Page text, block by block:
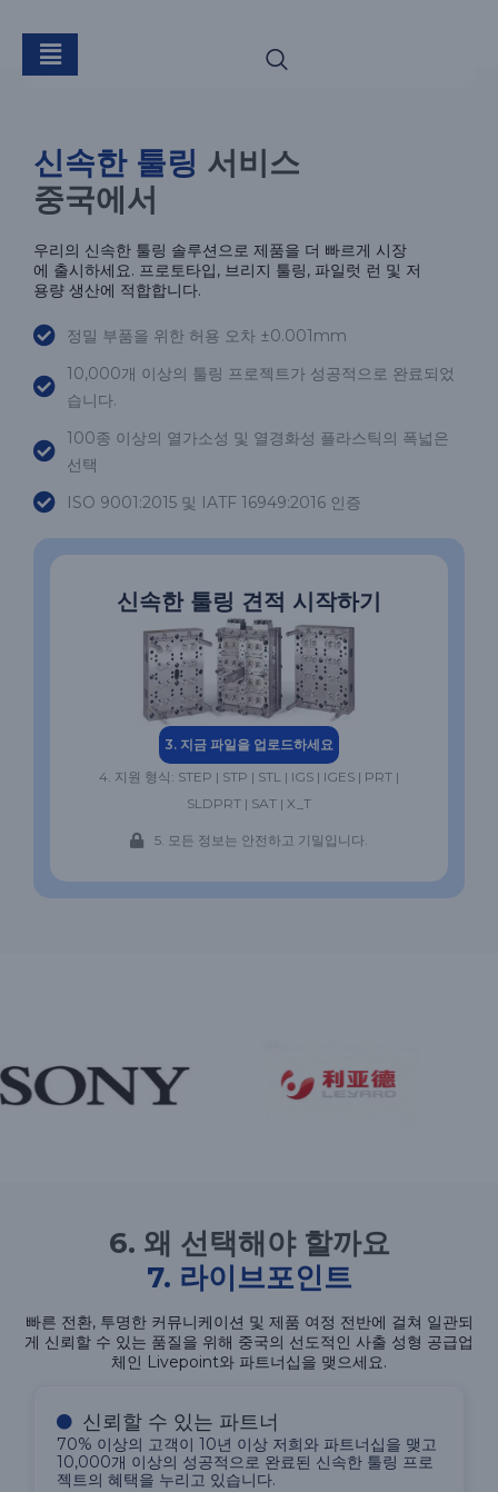
신속한 툴링 서비스
중국에서
우리의 신속한 툴링 솔루션으로 제품을 더 빠르게 시장
에 출시하세요. 프로토타입, 브리지 툴링, 파일럿 런 및 저
용량 생산에 적합합니다.
정밀 부품을 위한 허용 오차 ±0.001mm
10,000개 이상의 툴링 프로젝트가 성공적으로 완료되었
습니다.
100종 이상의 열가소성 및 열경화성 플라스틱의 폭넓은
선택
ISO 9001:2015 및 IATF 16949:2016 인증
신속한 툴링 견적 시작하기
3. 지금 파일을 업로드하세요
4. 지원 형식: STEP | STP | STL | IGS | IGES | PRT |
SLDPRT | SAT | X_T
5. 모든 정보는 안전하고 기밀입니다.
6. 왜 선택해야 할까요
7. 라이브포인트
빠른 전환, 투명한 커뮤니케이션 및 제품 여정 전반에 걸쳐 일관되
게 신뢰할 수 있는 품질을 위해 중국의 선도적인 사출 성형 공급업
체인 Livepoint와 파트너십을 맺으세요.
신뢰할 수 있는 파트너
70% 이상의 고객이 10년 이상 저희와 파트너십을 맺고
10,000개 이상의 성공적으로 완료된 신속한 툴링 프로
젝트의 혜택을 누리고 있습니다.